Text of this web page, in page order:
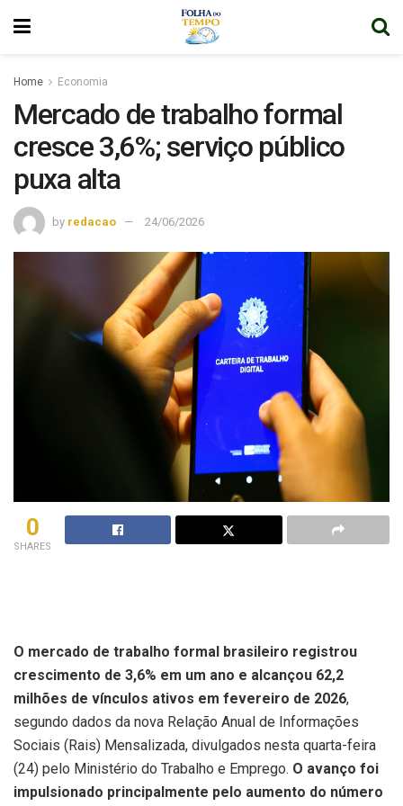
Home Economia
Mercado de trabalho formal
cresce 3,6%; serviço público
puxa alta
by redacao 24/06/2026
0
SHARES
O mercado de trabalho formal brasileiro registrou
crescimento de 3,6% em um ano e alcançou 62,2
milhões de vínculos ativos em fevereiro de 2026,
segundo dados da nova Relação Anual de Informações
Sociais (Rais) Mensalizada, divulgados nesta quarta-feira
(24) pelo Ministério do Trabalho e Emprego. O avanço foi
impulsionado principalmente pelo aumento do número